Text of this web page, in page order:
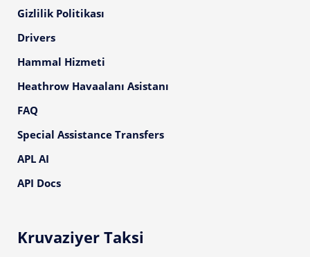
Gizlilik Politikası
Drivers
Hammal Hizmeti
Heathrow Havaalanı Asistanı
FAQ
Special Assistance Transfers
APL AI
API Docs
Kruvaziyer Taksi